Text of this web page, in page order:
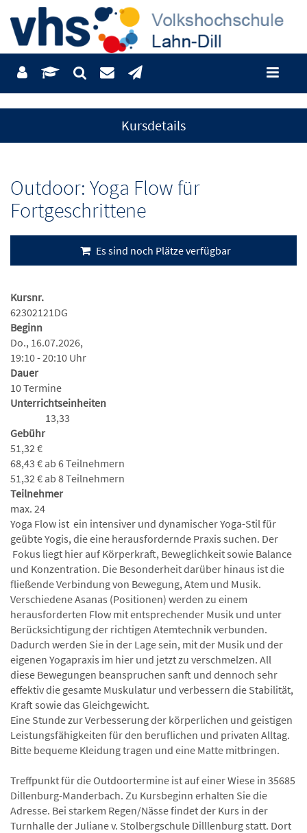
Kursdetails
Outdoor: Yoga Flow für
Fortgeschrittene
Es sind noch Plätze verfügbar
Kursnr.
62302121DG
Beginn
Do., 16.07.2026,
19:10 - 20:10 Uhr
Dauer
10 Termine
Unterrichtseinheiten
13,33
Gebühr
51,32 €
68,43 € ab 6 Teilnehmern
51,32 € ab 8 Teilnehmern
Teilnehmer
max. 24
Yoga Flow ist ein intensiver und dynamischer Yoga-Stil für
geübte Yogis, die eine herausfordernde Praxis suchen. Der
Fokus liegt hier auf Körperkraft, Beweglichkeit sowie Balance
und Konzentration. Die Besonderheit darüber hinaus ist die
fließende Verbindung von Bewegung, Atem und Musik.
Verschiedene Asanas (Positionen) werden zu einem
herausforderten Flow mit entsprechender Musik und unter
Berücksichtigung der richtigen Atemtechnik verbunden.
Dadurch werden Sie in der Lage sein, mit der Musik und der
eigenen Yogapraxis im hier und jetzt zu verschmelzen. All
diese Bewegungen beanspruchen sanft und dennoch sehr
effektiv die gesamte Muskulatur und verbessern die Stabilität,
Kraft sowie das Gleichgewicht.
Eine Stunde zur Verbesserung der körperlichen und geistigen
Leistungsfähigkeiten für den beruflichen und privaten Alltag.
Bitte bequeme Kleidung tragen und eine Matte mitbringen.
Treffpunkt für die Outdoortermine ist auf einer Wiese in 35685
Dillenburg-Manderbach. Zu Kursbeginn erhalten Sie die
Adresse. Bei starkem Regen/Nässe findet der Kurs in der
Turnhalle der Juliane v. Stolbergschule Dilllenburg statt. Dort